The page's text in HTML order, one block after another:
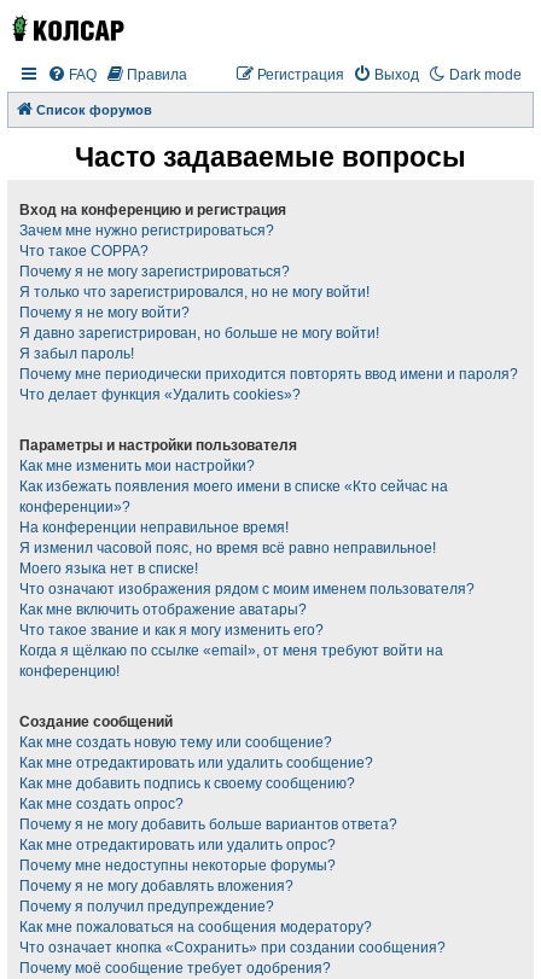
Dark mode
FAQ Правила Выход
Регистрация
Список форумов
Часто задаваемые вопросы
Вход на конференцию и регистрация
Зачем мне нужно регистрироваться?
Что такое COPPA?
Почему я не могу зарегистрироваться?
Я только что зарегистрировался, но не могу войти!
Почему я не могу войти?
Я давно зарегистрирован, но больше не могу войти!
Я забыл пароль!
Почему мне периодически приходится повторять ввод имени и пароля?
Что делает функция «Удалить cookies»?
Параметры и настройки пользователя
Как мне изменить мои настройки?
Как избежать появления моего имени в списке «Кто сейчас на
конференции»?
На конференции неправильное время!
Я изменил часовой пояс, но время всё равно неправильное!
Моего языка нет в списке!
Что означают изображения рядом с моим именем пользователя?
Как мне включить отображение аватары?
Что такое звание и как я могу изменить его?
Когда я щёлкаю по ссылке «email», от меня требуют войти на
конференцию!
Создание сообщений
Как мне создать новую тему или сообщение?
Как мне отредактировать или удалить сообщение?
Как мне добавить подпись к своему сообщению?
Как мне создать опрос?
Почему я не могу добавить больше вариантов ответа?
Как мне отредактировать или удалить опрос?
Почему мне недоступны некоторые форумы?
Почему я не могу добавлять вложения?
Почему я получил предупреждение?
Как мне пожаловаться на сообщения модератору?
Что означает кнопка «Сохранить» при создании сообщения?
Почему моё сообщение требует одобрения?